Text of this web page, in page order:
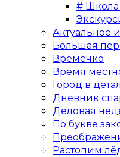
# Школа
Актуальное
Большая
Времечко
Время
Город в
Дневник
Деловая
По букве
Растопим